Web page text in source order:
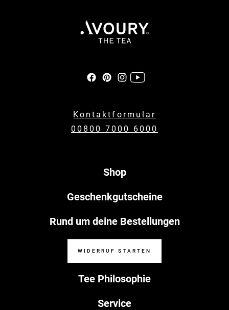
Kontaktformular
00800 7000 6000
Tee Philosophie
Service
Shop
Geschenkgutscheine
Rund um deine Bestellungen
WIDERRUF STARTEN